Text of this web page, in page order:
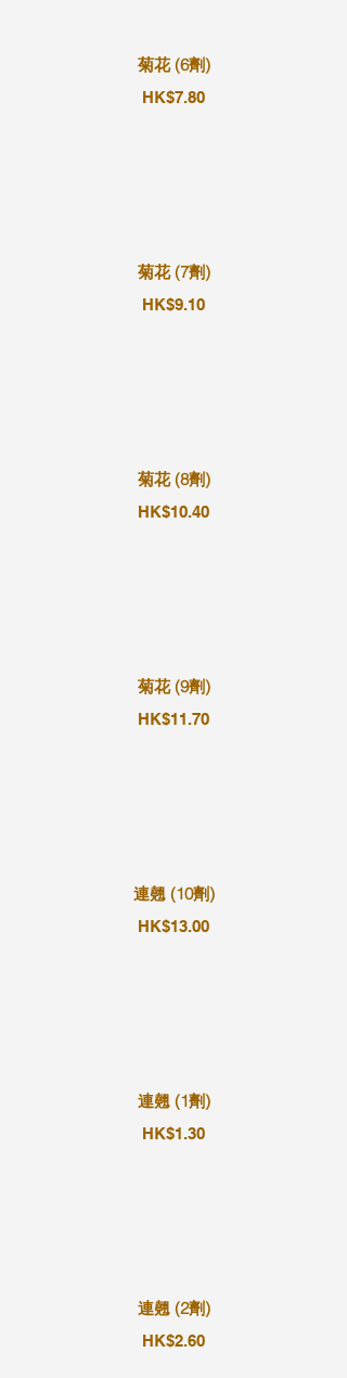
菊花 (6劑)
HK$7.80
菊花 (7劑)
HK$9.10
菊花 (8劑)
HK$10.40
菊花 (9劑)
HK$11.70
連翹 (10劑)
HK$13.00
連翹 (1劑)
HK$1.30
連翹 (2劑)
HK$2.60